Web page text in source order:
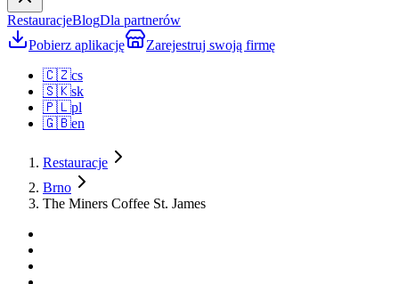
RestauracjeBlogDla partnerów
Pobierz aplikację
Zarejestruj swoją firmę
🇨🇿cs
🇸🇰sk
🇵🇱pl
🇬🇧en
Restauracje
Brno
The Miners Coffee St. James